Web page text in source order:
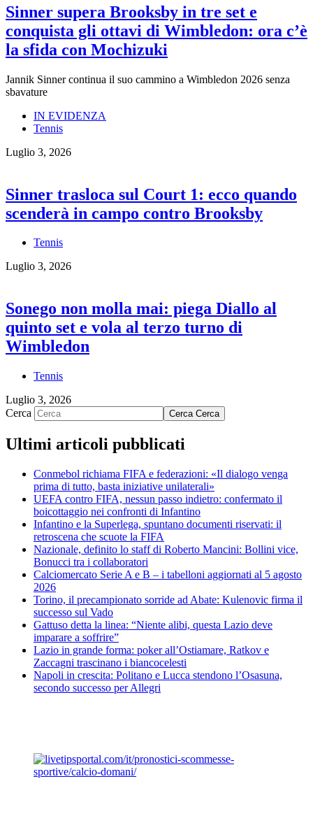
Sinner supera Brooksby in tre set e
conquista gli ottavi di Wimbledon: ora c’è
la sfida con Mochizuki
Jannik Sinner continua il suo cammino a Wimbledon 2026 senza
sbavature
IN EVIDENZA
Tennis
Luglio 3, 2026
Sinner trasloca sul Court 1: ecco quando
scenderà in campo contro Brooksby
Tennis
Luglio 3, 2026
Sonego non molla mai: piega Diallo al
quinto set e vola al terzo turno di
Wimbledon
Tennis
Luglio 3, 2026
Cerca
Cerca Cerca
Ultimi articoli pubblicati
Conmebol richiama FIFA e federazioni: «Il dialogo venga
prima di tutto, basta iniziative unilaterali»
UEFA contro FIFA, nessun passo indietro: confermato il
boicottaggio nei confronti di Infantino
Infantino e la Superlega, spuntano documenti riservati: il
retroscena che scuote la FIFA
Nazionale, definito lo staff di Roberto Mancini: Bollini vice,
Bonucci tra i collaboratori
Calciomercato Serie A e B – i tabelloni aggiornati al 5 agosto
2026
Torino, il precampionato sorride ad Abate: Kulenovic firma il
successo sul Vado
Gattuso detta la linea: “Niente alibi, questa Lazio deve
imparare a soffrire”
Lazio in grande forma: poker all’Ostiamare, Ratkov e
Zaccagni trascinano i biancocelesti
Napoli in crescita: Politano e Lucca stendono l’Osasuna,
secondo successo per Allegri